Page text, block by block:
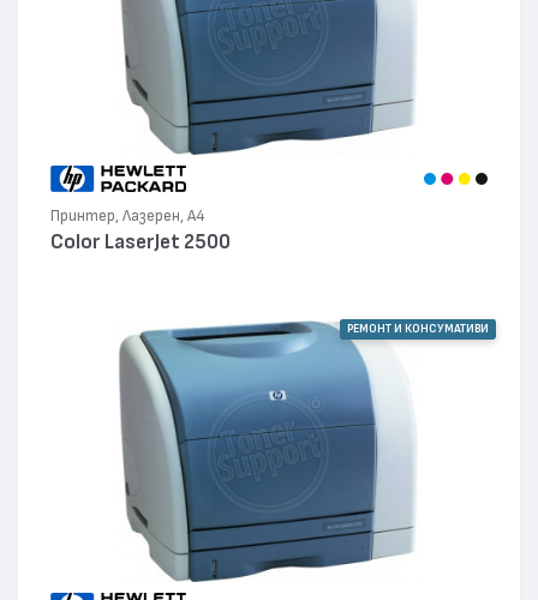
Принтер, Лазерен, А4
Color LaserJet 2500
РЕМОНТ И КОНСУМАТИВИ